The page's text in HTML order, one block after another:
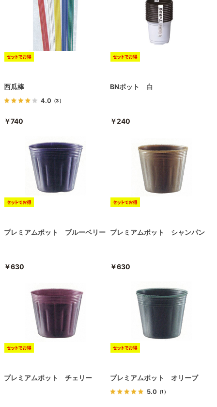
西瓜棒
4.0 （3）
￥740
BNポット 白
￥240
プレミアムポット ブルーベリー
￥630
プレミアムポット シャンパン
￥630
プレミアムポット チェリー プレミアムポット オリーブ
5.0 （1）